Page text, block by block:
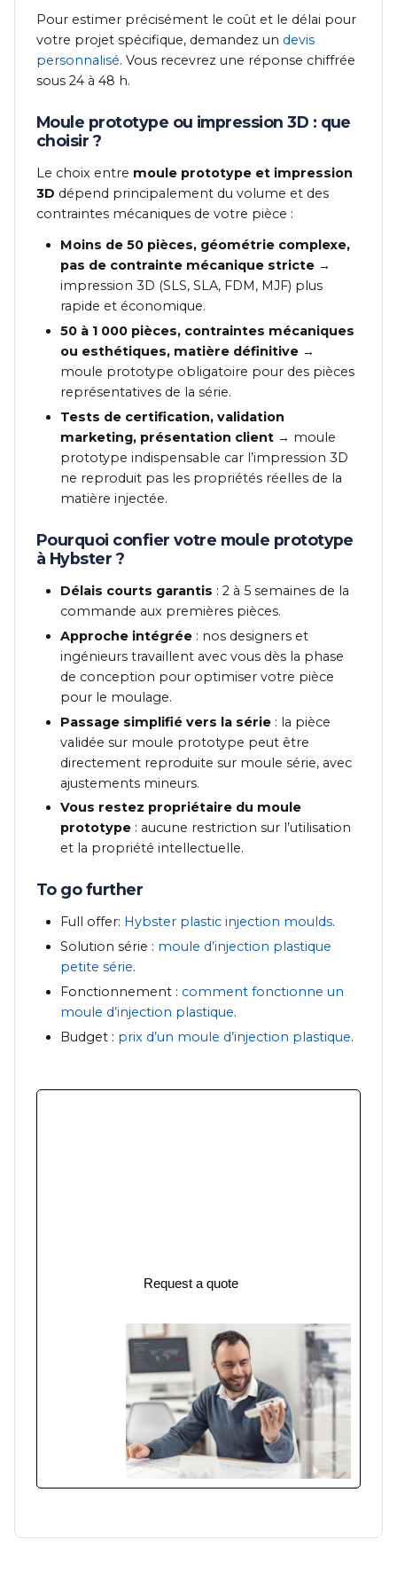
Pour estimer précisément le coût et le délai pour
votre projet spécifique, demandez un devis
personnalisé. Vous recevrez une réponse chiffrée
sous 24 à 48 h.
Moule prototype ou impression 3D : que
choisir ?
Le choix entre moule prototype et impression
3D dépend principalement du volume et des
contraintes mécaniques de votre pièce :
Moins de 50 pièces, géométrie complexe,
pas de contrainte mécanique stricte →
impression 3D (SLS, SLA, FDM, MJF) plus
rapide et économique.
50 à 1 000 pièces, contraintes mécaniques
ou esthétiques, matière définitive →
moule prototype obligatoire pour des pièces
représentatives de la série.
Tests de certification, validation
marketing, présentation client → moule
prototype indispensable car l’impression 3D
ne reproduit pas les propriétés réelles de la
matière injectée.
Pourquoi confier votre moule prototype
à Hybster ?
Délais courts garantis : 2 à 5 semaines de la
commande aux premières pièces.
Approche intégrée : nos designers et
ingénieurs travaillent avec vous dès la phase
de conception pour optimiser votre pièce
pour le moulage.
Passage simplifié vers la série : la pièce
validée sur moule prototype peut être
directement reproduite sur moule série, avec
ajustements mineurs.
Vous restez propriétaire du moule
prototype : aucune restriction sur l’utilisation
et la propriété intellectuelle.
To go further
Full offer: Hybster plastic injection moulds.
Solution série : moule d’injection plastique
petite série.
Fonctionnement : comment fonctionne un
moule d’injection plastique.
Budget : prix d’un moule d’injection plastique.
Request a quote